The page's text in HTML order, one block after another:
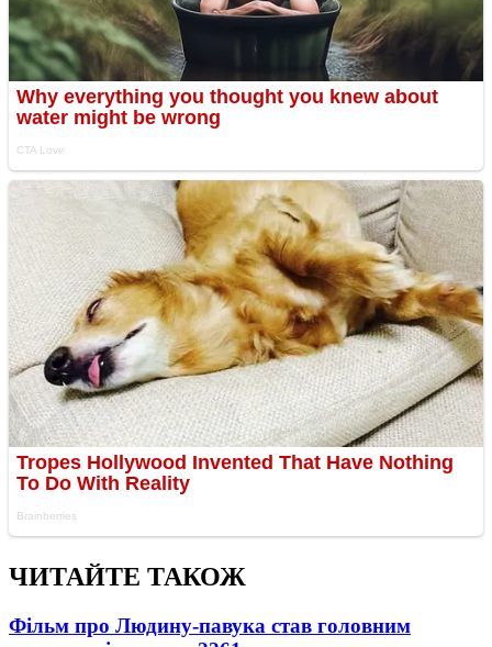
ЧИТАЙТЕ ТАКОЖ
Фільм про Людину-павука став головним